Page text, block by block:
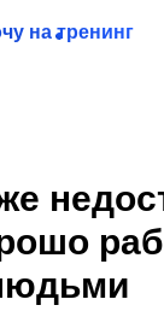
на тренинг